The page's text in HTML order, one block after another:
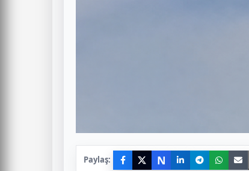
Paylaş: N